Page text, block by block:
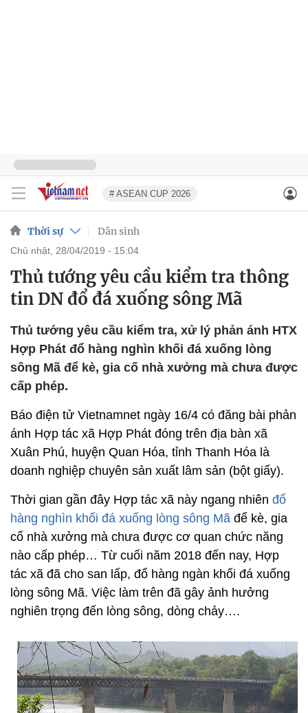
# ASEAN CUP 2026
Thời sự Dân sinh
chủ nhật, 28/04/2019 - 15:04
Thủ tướng yêu cầu kiểm tra thông
tin DN đổ đá xuống sông Mã
Thủ tướng yêu cầu kiểm tra, xử lý phản ánh HTX
Hợp Phát đổ hàng nghìn khối đá xuống lòng
sông Mã để kè, gia cố nhà xưởng mà chưa được
cấp phép.
Báo điện tử Vietnamnet ngày 16/4 có đăng bài phản
ánh Hợp tác xã Hợp Phát đóng trên địa bàn xã
Xuân Phú, huyện Quan Hóa, tỉnh Thanh Hóa là
doanh nghiệp chuyên sản xuất lâm sản (bột giấy).
Thời gian gần đây Hợp tác xã này ngang nhiên đổ
hàng nghìn khối đá xuống lòng sông Mã để kè, gia
cố nhà xưởng mà chưa được cơ quan chức năng
nào cấp phép… Từ cuối năm 2018 đến nay, Hợp
tác xã đã cho san lấp, đổ hàng ngàn khối đá xuống
lòng sông Mã. Việc làm trên đã gây ảnh hưởng
nghiên trọng đến lòng sông, dòng chảy….